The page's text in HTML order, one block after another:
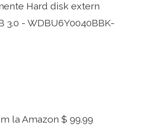
Hard disk extern
3.0 - WDBU6Y0040BBK-
la Amazon $ 99.99